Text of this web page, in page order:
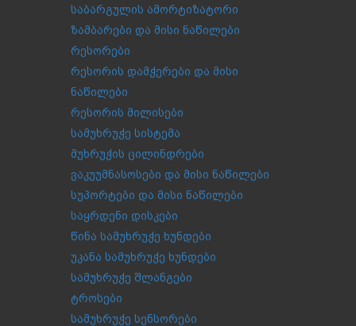
საბარგულის ამორტიზატორი
ზამბარები და მისი ნაწილები
რესორები
რესორის დამჭერები და მისი
ნაწილები
რესორის მილისები
სამუხრუჭე სისტემა
მუხრუჭის ცილინდრები
ვაკუუმნასოსები და მისი ნაწილები
სუპორტები და მისი ნაწილები
საყრდენი დისკები
წინა სამუხრუჭე ხუნდები
უკანა სამუხრუჭე ხუნდები
სამუხრუჭე შლანგები
ტროსები
სამუხრუჭე სენსორები